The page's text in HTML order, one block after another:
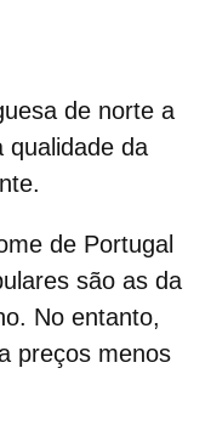
de norte a
qualidade da
de Portugal
são as da
No entanto,
preços menos